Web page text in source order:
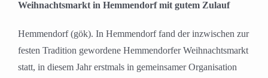
Weihnachtsmarkt in Hemmendorf mit gutem Zulauf
Hemmendorf (gök). In Hemmendorf fand der inzwischen zur
festen Tradition gewordene Hemmendorfer Weihnachtsmarkt
statt, in diesem Jahr erstmals in gemeinsamer Organisation